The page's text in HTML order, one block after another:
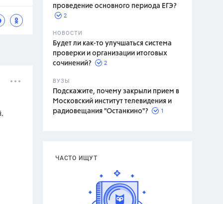
проведение основного периода ЕГЭ?
2
НОВОСТИ
Будет ли как-то улучшаться система
проверки и организации итоговых
сочинений?
2
ВУЗЫ
Подскажите, почему закрыли прием в
Московский институт телевидения и
радиовещания "Останкино"?
1
ЧАСТО ИЩУТ